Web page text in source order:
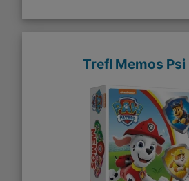
Trefl Memos Psi